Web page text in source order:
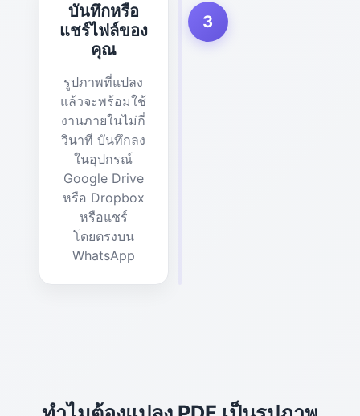
3
บันทึกหรือ
แชร์ไฟล์ของ
คุณ
รูปภาพที่แปลง
แล้วจะพร้อมใช้
งานภายในไม่กี่
วินาที บันทึกลง
ในอุปกรณ์
Google Drive
หรือ Dropbox
หรือแชร์
โดยตรงบน
WhatsApp